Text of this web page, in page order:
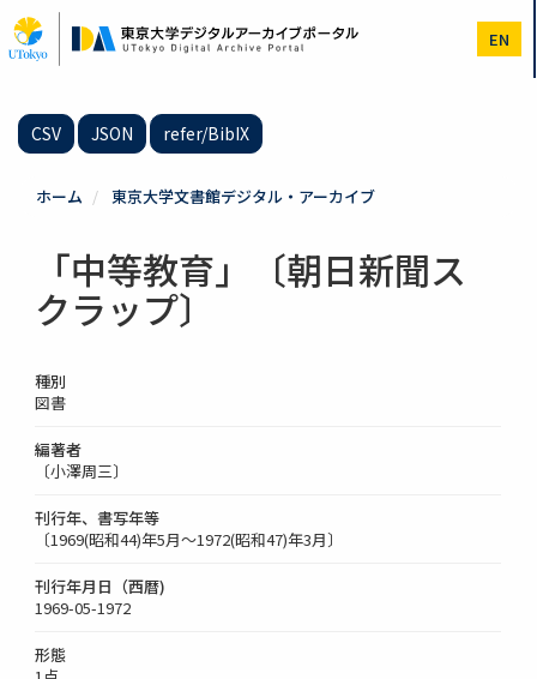
イ
ン
EN
CSV JSON refer/BibIX
ホーム 東京大学文書館デジタル・アーカイブ
「中等教育」〔朝日新聞ス
クラップ〕
種別
図書
編著者
〔小澤周三〕
刊行年、書写年等
〔1969(昭和44)年5月～1972(昭和47)年3月〕
刊行年月日（西暦)
1969-05-1972
形態